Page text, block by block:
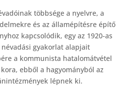
többsége a nyelvre, a
és az államépítésre építő
kapcsolódik, egy az 1920-as
gyakorlat alapjait
a kommunista hatalomátvétel
ebből a hagyományból az
lépnek ki.